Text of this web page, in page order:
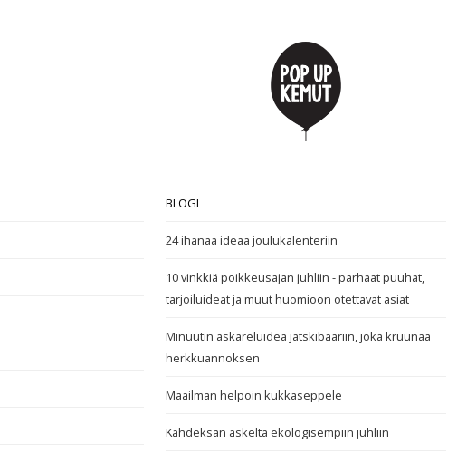
BLOGI
24 ihanaa ideaa joulukalenteriin
10 vinkkiä poikkeusajan juhliin - parhaat puuhat,
tarjoiluideat ja muut huomioon otettavat asiat
Minuutin askareluidea jätskibaariin, joka kruunaa
herkkuannoksen
Maailman helpoin kukkaseppele
Kahdeksan askelta ekologisempiin juhliin